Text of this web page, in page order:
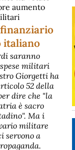
aumento
italiano
saranno
militari
Giorgetti ha
52 della
dire che "la
è sacro
Ma i
militare
servono a